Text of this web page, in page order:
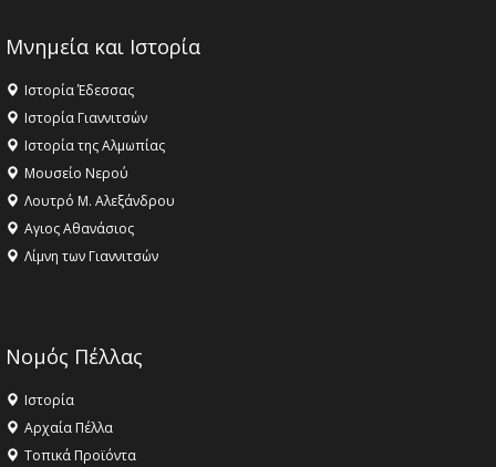
Μνημεία και Ιστορία
Ιστορία Έδεσσας
Ιστορία Γιαννιτσών
Ιστορία της Αλμωπίας
Μουσείο Νερού
Λουτρό Μ. Αλεξάνδρου
Αγιος Αθανάσιος
Λίμνη των Γιαννιτσών
Νομός Πέλλας
Ιστορία
Αρχαία Πέλλα
Τοπικά Προϊόντα